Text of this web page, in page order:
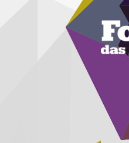
Passar para o conteúdo principal